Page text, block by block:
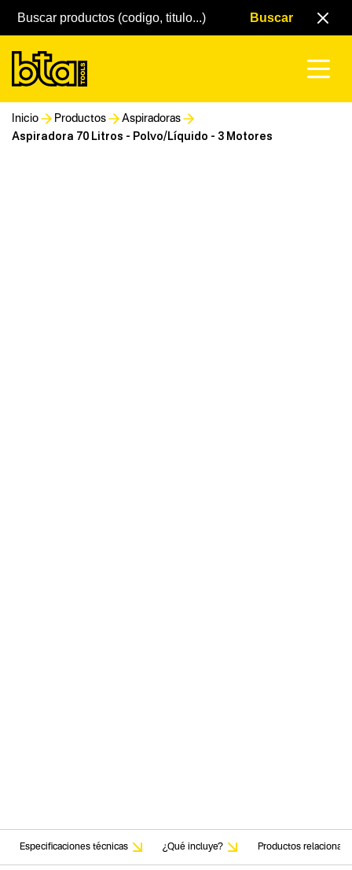
Inicio Productos Aspiradoras
Aspiradora 70 Litros - Polvo/Líquido - 3 Motores
Especificaciones técnicas ¿Qué incluye? Productos